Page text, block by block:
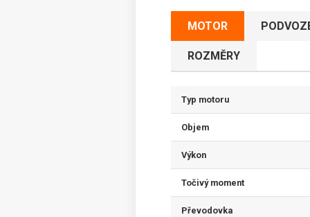
MOTOR
ROZMĚRY
Typ motoru
Objem
Výkon
Točivý moment
Převodovka